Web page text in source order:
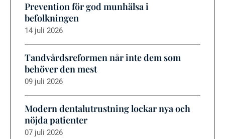
Prevention för god munhälsa i
befolkningen
14 juli 2026
Tandvårdsreformen når inte dem som
behöver den mest
09 juli 2026
Modern dentalutrustning lockar nya och
nöjda patienter
07 juli 2026